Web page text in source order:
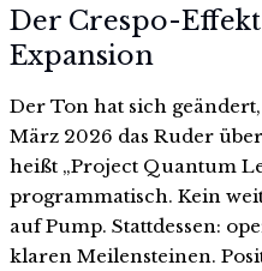
Der Crespo-
Expansion
Der Ton hat sich
März 2026 das Ruder
heißt „Project Quantum
programmatisch. Kein
auf Pump. Stattdessen:
klaren Meilensteinen.